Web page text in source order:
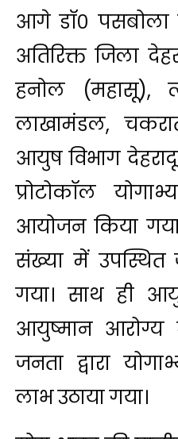
आगे डॉ०
अतिरिक्त जिला
हनोल (महासू),
लाखामंडल,
आयुष विभाग
प्रोटोकॉल
आयोजन किया
संख्या में उपस्थित
गया। साथ ही
आयुष्मान आरोग्य
जनता द्वारा
लाभ उठाया गया।